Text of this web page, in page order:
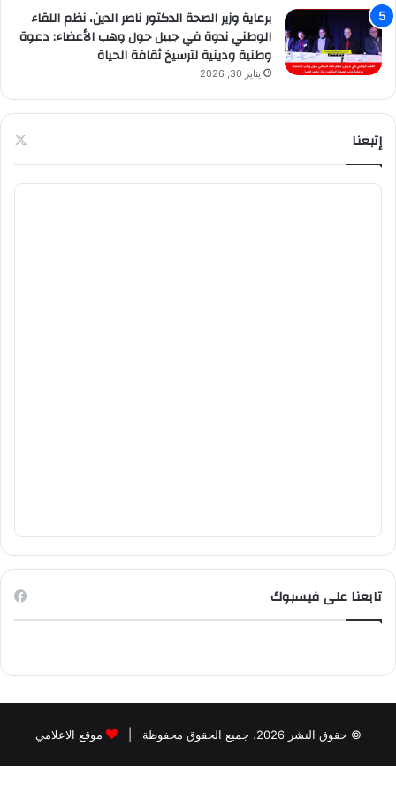
برعاية وزير الصحة الدكتور ناصر الدين، نظم اللقاء
الوطني ندوة في جبيل حول وهب الأعضاء: دعوة
وطنية ودينية لترسيخ ثقافة الحياة
يناير 30, 2026
إتبعنا
تابعنا على فيسبوك
© حقوق النشر 2026، جميع الحقوق محفوظة | موقع الاعلامي